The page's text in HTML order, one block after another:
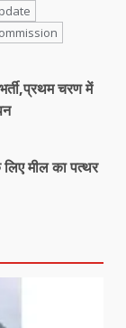
चरण में
मील का पत्थर